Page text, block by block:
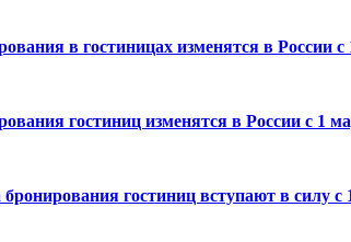
в гостиницах изменятся в России с
гостиниц изменятся в России с 1
гостиниц вступают в силу